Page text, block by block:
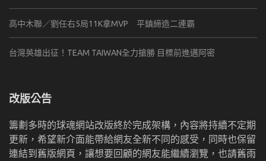
高中木聯／劉任右5局11K拿MVP 平鎮締造二連霸
台灣英雄出征！TEAM TAIWAN全力搶勝 目標前進邁阿密
改版公告
籌劃多時的球魂網站改版終於完成架構，內容將持續不定期
更新，希望新介面能帶給網友全新不同的感受，同時也保留
連結到舊版網頁，讓想要回顧的網友能繼續瀏覽，也請舊雨